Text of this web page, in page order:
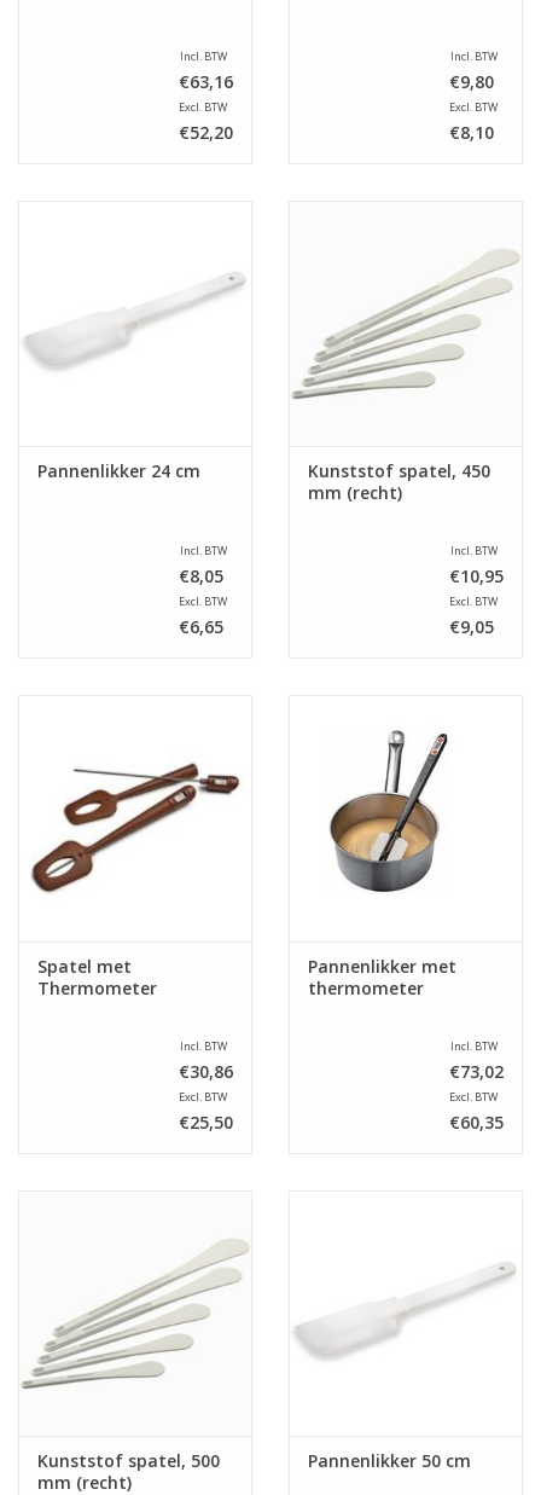
Incl. BTW
€63,16
Excl. BTW
€52,20
Incl. BTW
€9,80
Excl. BTW
€8,10
Pannenlikker 24 cm
Incl. BTW
€8,05
Excl. BTW
€6,65
Kunststof spatel, 450
mm (recht)
Incl. BTW
€10,95
Excl. BTW
€9,05
Spatel met
Thermometer
Incl. BTW
€30,86
Excl. BTW
€25,50
Pannenlikker met
thermometer
Incl. BTW
€73,02
Excl. BTW
€60,35
Kunststof spatel, 500
mm (recht)
Pannenlikker 50 cm